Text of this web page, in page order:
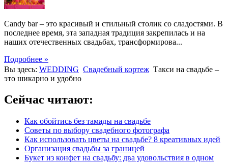
Candy bar – это красивый и стильный столик со сладостями. В
последнее время, эта западная традиция закрепилась и на
наших отечественных свадьбах, трансформирова...
Подробнее »
Вы здесь: WEDDING Свадебный кортеж Такси на свадьбе –
это шикарно и удобно
Сейчас читают:
Как обойтись без тамады на свадьбе
Советы по выбору свадебного фотографа
Как использовать цветы на свадьбе? 8 креативных идей
Организация свадьбы за границей
Букет из конфет на свадьбу: два удовольствия в одном